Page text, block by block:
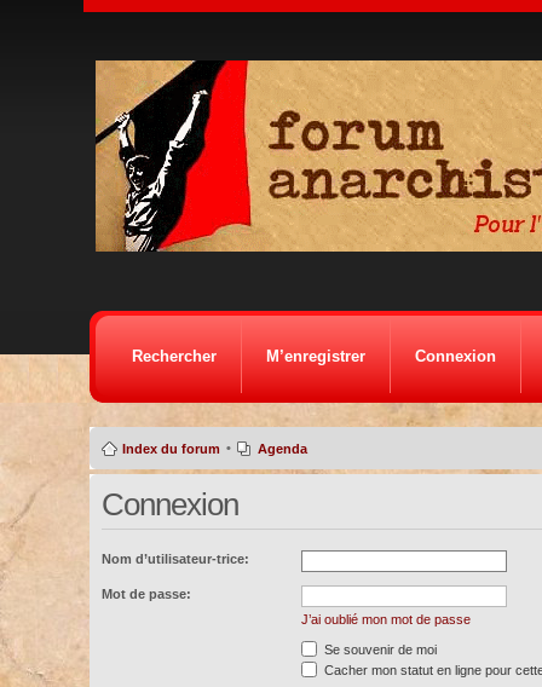
Rechercher M’enregistrer Connexion
Index du forum • Agenda
Connexion
Nom d’utilisateur-trice:
Mot de passe:
J’ai oublié mon mot de passe
Se souvenir de moi
Cacher mon statut en ligne pour